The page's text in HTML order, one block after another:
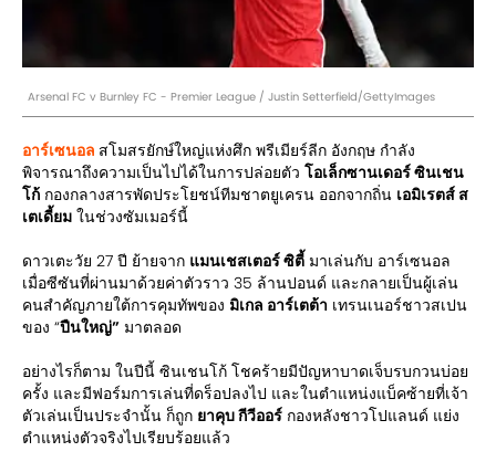
Arsenal FC v Burnley FC - Premier League / Justin Setterfield/GettyImages
อาร์เซนอล สโมสรยักษ์ใหญ่แห่งศึก พรีเมียร์ลีก อังกฤษ กำลัง
พิจารณาถึงความเป็นไปได้ในการปล่อยตัว โอเล็กซานเดอร์ ซินเชน
โก้ กองกลางสารพัดประโยชน์ทีมชาตยูเครน ออกจากถิ่น เอมิเรตส์ ส
เตเดี้ยม ในช่วงซัมเมอร์นี้
ดาวเตะวัย 27 ปี ย้ายจาก แมนเชสเตอร์ ซิตี้ มาเล่นกับ อาร์เซนอล
เมื่อซีซันที่ผ่านมาด้วยค่าตัวราว 35 ล้านปอนด์ และกลายเป็นผู้เล่น
คนสำคัญภายใต้การคุมทัพของ มิเกล อาร์เตต้า เทรนเนอร์ชาวสเปน
ของ “ปืนใหญ่” มาตลอด
อย่างไรก็ตาม ในปีนี้ ซินเชนโก้ โชคร้ายมีปัญหาบาดเจ็บรบกวนบ่อย
ครั้ง และมีฟอร์มการเล่นที่ดร็อปลงไป และในตำแหน่งแบ็คซ้ายที่เจ้า
ตัวเล่นเป็นประจำนั้น ก็ถูก ยาคุบ กีวีออร์ กองหลังชาวโปแลนด์ แย่ง
ตำแหน่งตัวจริงไปเรียบร้อยแล้ว